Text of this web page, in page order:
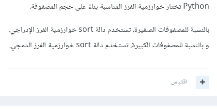
Python تختار خوارزمية الفرز المناسبة بناءً على حجم المصفوفة.
بالنسبة للمصفوفات الصغيرة، تستخدم دالة sort خوارزمية الفرز الإدراجي.
و بالنسبة للمصفوفات الكبيرة، تستخدم دالة sort خوارزمية الفرز الدمجي.
اقتباس